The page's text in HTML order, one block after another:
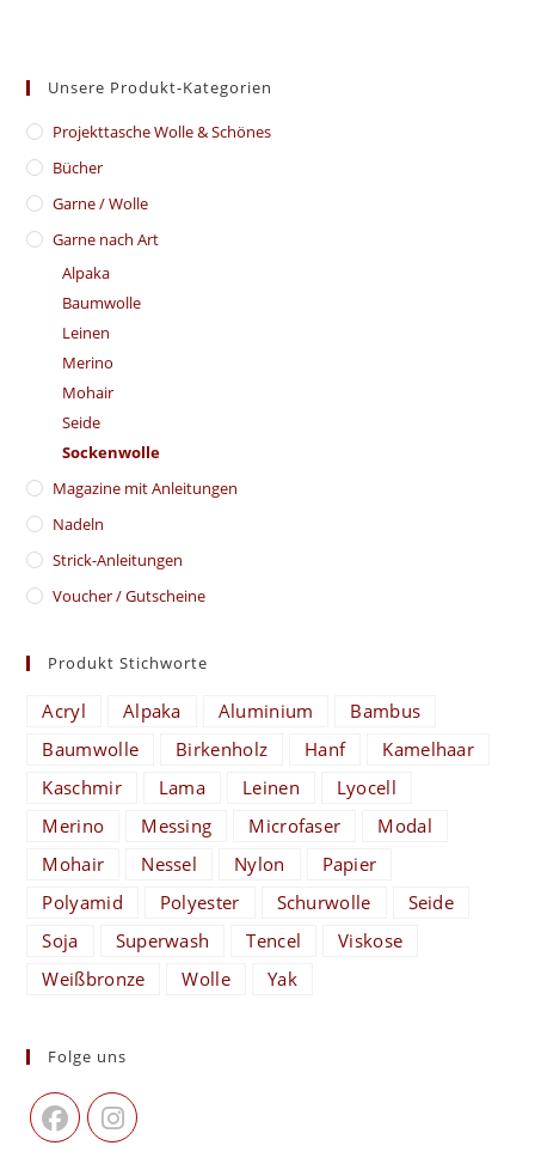
Unsere Produkt-Kategorien
​Projekttasche Wolle & Schönes
Bücher
Garne / Wolle
Garne nach Art
Alpaka
Baumwolle
Leinen
Merino
Mohair
Seide
Sockenwolle
Magazine mit Anleitungen
Nadeln
Strick-Anleitungen
Voucher / Gutscheine
Produkt Stichworte
Acryl Alpaka Aluminium
Bambus
Baumwolle
Birkenholz Hanf
Kamelhaar
Kaschmir
Lama Leinen
Lyocell
Merino
Messing Microfaser
Modal
Mohair
Nessel Nylon
Papier
Polyamid
Polyester Schurwolle
Seide
Soja
Superwash Tencel
Viskose
Weißbronze
Wolle Yak
Folge uns